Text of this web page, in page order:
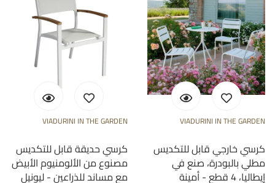
VIADURINI IN THE GARDEN
كرسي حديقة قابل للتكديس
مصنوع من الألومنيوم الأبيض
مع مساند للذراعين - ليونيل
VIADURINI IN THE GARDEN
كرسي خارجي قابل للتكديس
مطلي بالبودرة، صنع في
إيطاليا، 4 قطع - أمينة